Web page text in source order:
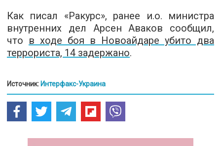
Как писал «Ракурс», ранее и.о. министра
внутренних дел Арсен Аваков сообщил,
что в ходе боя в Новоайдаре убито два
террориста, 14 задержано.
Источник: Интерфакс-Украина